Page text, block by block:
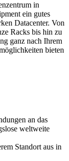
in
ein gutes
Datacenter. Von
Racks bis hin zu
ganz nach Ihrem
bieten
an das
weltweite
Standort aus in